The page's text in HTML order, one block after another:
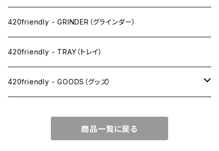
SW(シングルワイド）サイズ
1 1/4サイズ
キングサイズスリム
キングサイズワイド
420friendly - GRINDER（グラインダー）
420friendly - TRAY（トレイ）
420friendly - GOODS（グッズ）
JOINT（ジョイント系）
商品一覧に戻る